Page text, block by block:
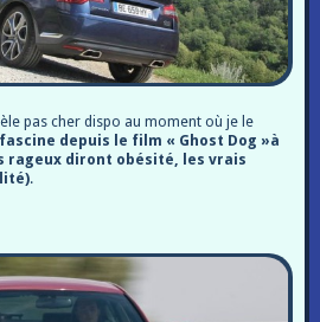
pas cher dispo au moment où je le
depuis le film « Ghost Dog »à
rageux diront obésité, les vrais
.